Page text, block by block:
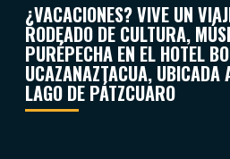
¿VACACIONES? VIVE UN
RODEADO DE CULTURA,
PURÉPECHA EN EL HOTEL
UCAZANAZTACUA, UBICADA
LAGO DE PÁTZCUARO